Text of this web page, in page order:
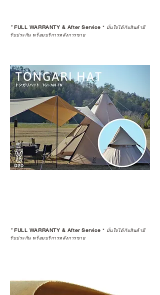
*FULL WARRANTY & After Service * มั่นใจได้กับสินค้ามี
รับประกัน พร้อมบริการหลังการขาย
*FULL WARRANTY & After Service * มั่นใจได้กับสินค้ามี
รับประกัน พร้อมบริการหลังการขาย